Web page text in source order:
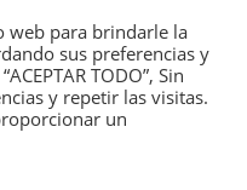
web para brindarle la
sus preferencias y
TODO”, Sin
y repetir las visitas.
un